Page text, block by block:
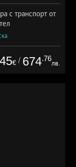
с транспорт от
€ / 674.76
лв.